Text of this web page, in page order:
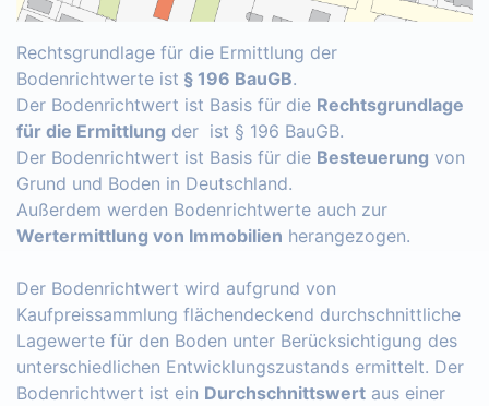
Rechtsgrundlage für die Ermittlung der
Bodenrichtwerte ist § 196 BauGB.
Der Bodenrichtwert ist Basis für die Rechtsgrundlage
für die Ermittlung der ist § 196 BauGB.
Der Bodenrichtwert ist Basis für die Besteuerung von
Grund und Boden in Deutschland.
Außerdem werden Bodenrichtwerte auch zur
Wertermittlung von Immobilien herangezogen.
Der Bodenrichtwert wird aufgrund von
Kaufpreissammlung flächendeckend durchschnittliche
Lagewerte für den Boden unter Berücksichtigung des
unterschiedlichen Entwicklungszustands ermittelt. Der
Bodenrichtwert ist ein Durchschnittswert aus einer